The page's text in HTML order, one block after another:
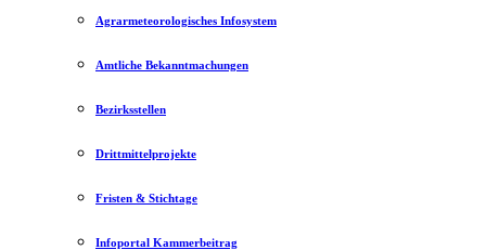
Agrarmeteorologisches Infosystem
Amtliche Bekanntmachungen
Bezirksstellen
Drittmittelprojekte
Fristen & Stichtage
Infoportal Kammerbeitrag